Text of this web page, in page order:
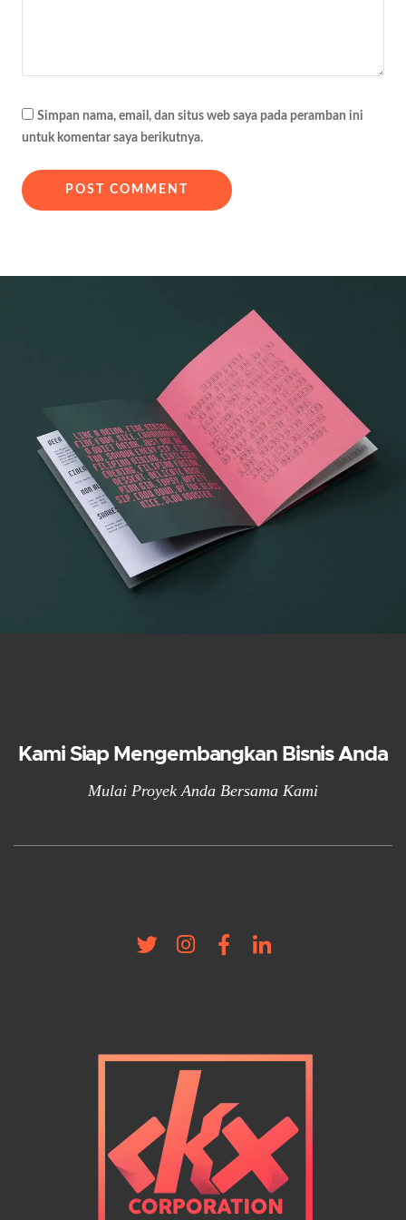
Simpan nama, email, dan situs web saya pada peramban ini
untuk komentar saya berikutnya.
Kami Siap Mengembangkan Bisnis Anda
Mulai Proyek Anda Bersama Kami